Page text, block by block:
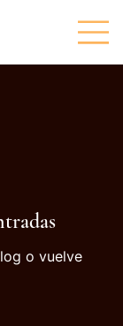
o vuelve